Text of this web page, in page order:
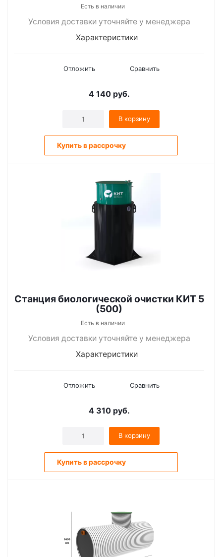
Есть в наличии
Условия доставки уточняйте у менеджера
Характеристики
Отложить Сравнить
4 140 руб.
В корзину
Купить в рассрочку
Станция биологической очистки КИТ 5
(500)
Есть в наличии
Условия доставки уточняйте у менеджера
Характеристики
Отложить Сравнить
4 310 руб.
В корзину
Купить в рассрочку